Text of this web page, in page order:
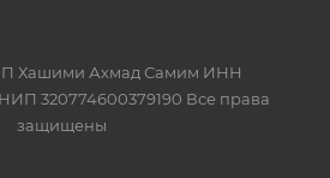
Хашими Ахмад Самим ИНН
320774600379190 Все права
защищены